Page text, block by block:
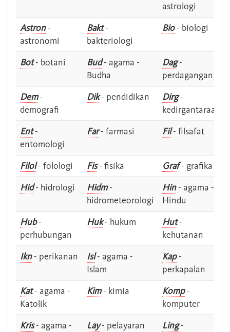
astrologi
Astron-
astronomi
Bakt-
bakteriologi
Bio- biologi
Bot- botani Bud- agama -
Budha
Dag-
perdagangan
Dem-
demografi
Dik- pendidikan Dirg-
kedirgantaraan
Ent-
entomologi
Far- farmasi Fil- filsafat
Filol- folologi Fis- fisika Graf- grafika
Hid- hidrologi Hidm-
hidrometeorologi
Hin- agama -
Hindu
Hub-
perhubungan
Huk- hukum Hut-
kehutanan
Ikn- perikanan Isl- agama -
Islam
Kap-
perkapalan
Kat- agama -
Katolik
Kim- kimia Komp-
komputer
Kris- agama -
Lay- pelayaran Ling-